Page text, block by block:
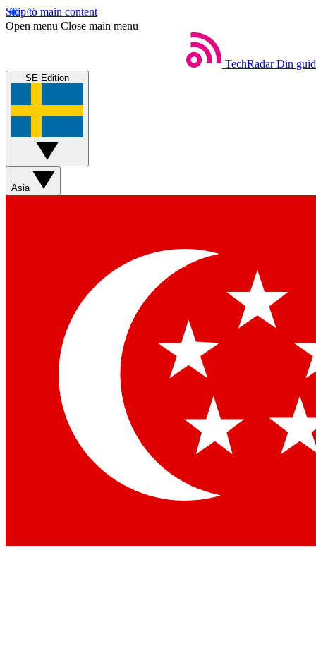
Skip to main content
Open menu Close main menu
TechRadar Din
SE Edition
Asia